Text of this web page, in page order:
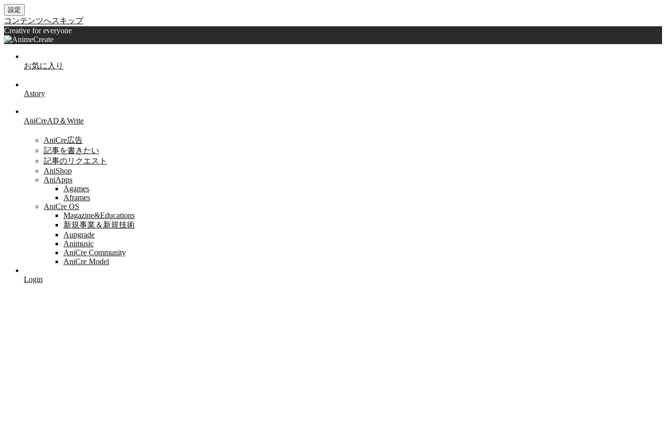
設定
コンテンツへスキップ
Creative for everyone
お気に入り
Astory
AniCreAD＆Write
AniCre広告
記事を書きたい
記事のリクエスト
AniShop
AniApps
Agames
Aframes
AniCre OS
Magazine&Educations
新規事業＆新規技術
Aupgrade
Animusic
AniCre Community
AniCre Model
Login